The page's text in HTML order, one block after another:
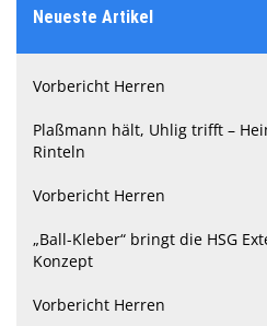
Neueste Artikel
Vorbericht Herren
Plaßmann hält, Uhlig trifft –
Rinteln
Vorbericht Herren
„Ball-Kleber“ bringt die HSG
Konzept
Vorbericht Herren